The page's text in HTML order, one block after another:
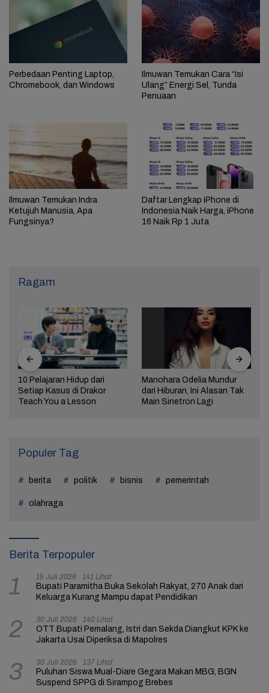
Perbedaan Penting Laptop,
Chromebook, dan Windows
Ilmuwan Temukan Cara “Isi
Ulang” Energi Sel, Tunda
Penuaan
Ilmuwan Temukan Indra
Ketujuh Manusia, Apa
Fungsinya?
Daftar Lengkap iPhone di
Indonesia Naik Harga, iPhone
16 Naik Rp 1 Juta
Ragam
10 Pelajaran Hidup dari
Setiap Kasus di Drakor
Teach You a Lesson
Manohara Odelia Mundur
dari Hiburan, Ini Alasan Tak
Main Sinetron Lagi
Populer Tag
berita politik bisnis pemerintah
olahraga
Berita Terpopuler
1 15 Juli 2026 141 Lihat
Bupati Paramitha Buka Sekolah Rakyat, 270 Anak dari
Keluarga Kurang Mampu dapat Pendidikan
2 30 Juli 2026 140 Lihat
OTT Bupati Pemalang, Istri dan Sekda Diangkut KPK ke
Jakarta Usai Diperiksa di Mapolres
3 30 Juli 2026 137 Lihat
Puluhan Siswa Mual-Diare Gegara Makan MBG, BGN
Suspend SPPG di Sirampog Brebes